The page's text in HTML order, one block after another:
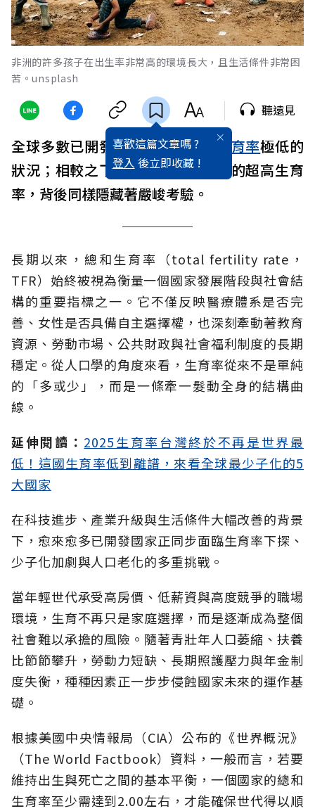
非洲的許多孩子在出生率非常高的環境長大，且生活條件非常困
苦。unsplash
喜歡這篇文章嗎 ?
登入 後立即收藏 !
聽遠見
全球多數已開發國家目前都面臨 生育率極低的
狀況；相較之下，許多未開發國家的超高生育
率，背後同樣隱藏著嚴峻考驗。
長期以來，總和生育率（total fertility rate，
TFR）始終被視為衡量一個國家發展階段與社會結
構的重要指標之一。它不僅反映醫療體系是否完
善、女性是否具備自主選擇權，也深刻牽動著教育
資源、勞動市場、公共財政與社會福利制度的長期
穩定。從人口學的角度來看，生育率從來不是單純
的「多或少」，而是一條牽一髮動全身的結構曲
線。
延伸閱讀： 2025生育率台灣終於不再是世界最
低！這國生育率低到離譜，來看全球最少子化的5
大國家
在科技進步、產業升級與生活條件大幅改善的背景
下，愈來愈多已開發國家正同步面臨生育率下探、
少子化加劇與人口老化的多重挑戰。
當年輕世代承受高房價、低薪資與高度競爭的職場
環境，生育不再只是家庭選擇，而是逐漸成為整個
社會難以承擔的風險。隨著青壯年人口萎縮、扶養
比節節攀升，勞動力短缺、長期照護壓力與年金制
度失衡，種種因素正一步步侵蝕國家未來的運作基
礎。
根據美國中央情報局（CIA）公布的《世界概況》
（The World Factbook）資料，一般而言，若要
維持出生與死亡之間的基本平衡，一個國家的總和
生育率至少需達到2.00左右，才能確保世代得以順